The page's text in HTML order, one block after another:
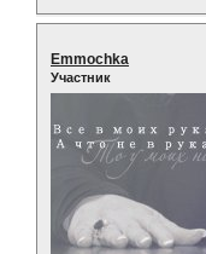
Emmochka
Участник